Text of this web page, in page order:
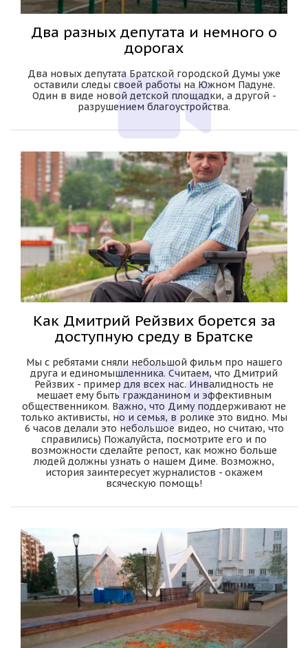
Два разных депутата и немного о
дорогах
Два новых депутата Братской городской Думы уже
оставили следы своей работы на Южном Падуне.
Один в виде новой детской площадки, а другой -
разрушением благоустройства.
Как Дмитрий Рейзвих борется за
доступную среду в Братске
Мы с ребятами сняли небольшой фильм про нашего
друга и единомышленника. Считаем, что Дмитрий
Рейзвих - пример для всех нас. Инвалидность не
мешает ему быть гражданином и эффективным
общественником. Важно, что Диму поддерживают не
только активисты, но и семья, в ролике это видно. Мы
6 часов делали это небольшое видео, но считаю, что
справились) Пожалуйста, посмотрите его и по
возможности сделайте репост, как можно больше
людей должны узнать о нашем Диме. Возможно,
история заинтересует журналистов - окажем
всяческую помощь!